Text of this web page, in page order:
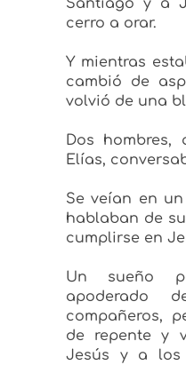
Santiago y a
cerro a orar.
Y mientras
cambió de
volvió de una
Dos hombres,
Elías,
Se veían en
hablaban de
cumplirse en
Un sueño
apoderado
compañeros,
de repente y
Jesús y a los